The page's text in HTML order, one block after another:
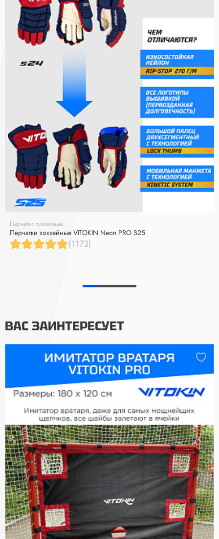
Перчатки хоккейные
Перчатки хоккейные VITOKIN Neon PRO S25
(1173)
ВАС ЗАИНТЕРЕСУЕТ